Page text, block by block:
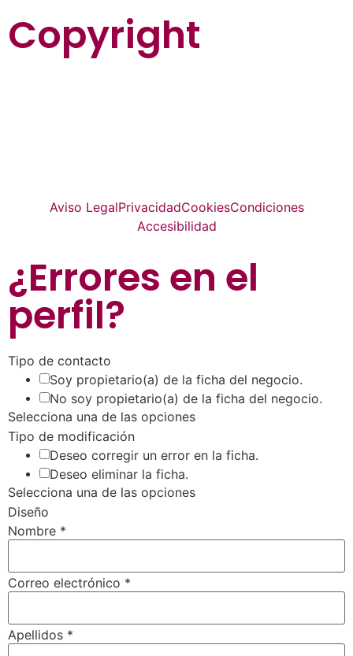
Copyright
Aviso LegalPrivacidadCookiesCondiciones
Accesibilidad
¿Errores en el
perfil?
Tipo de contacto
Soy propietario(a) de la ficha del negocio.
No soy propietario(a) de la ficha del negocio.
Selecciona una de las opciones
Tipo de modificación
Deseo corregir un error en la ficha.
Deseo eliminar la ficha.
Selecciona una de las opciones
Diseño
Nombre *
Correo electrónico *
Apellidos *